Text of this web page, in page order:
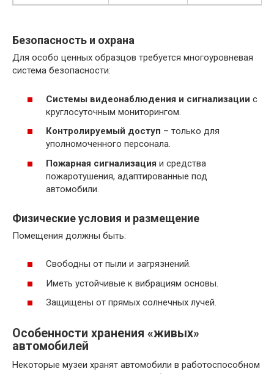
Безопасность и охрана
Для особо ценных образцов требуется многоуровневая
система безопасности:
Системы видеонаблюдения и сигнализации с
круглосуточным мониторингом.
Контролируемый доступ – только для
уполномоченного персонала.
Пожарная сигнализация и средства
пожаротушения, адаптированные под
автомобили.
Физические условия и размещение
Помещения должны быть:
Свободны от пыли и загрязнений.
Иметь устойчивые к вибрациям основы.
Защищены от прямых солнечных лучей.
Особенности хранения «живых»
автомобилей
Некоторые музеи хранят автомобили в работоспособном